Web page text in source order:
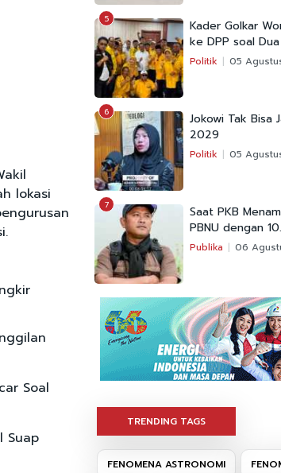
lokasi
Soal
Suap
5
Kader Golkar
ke DPP soal
Politik 05
6
Jokowi Tak Bisa
2029
Politik 05
7
Saat PKB
PBNU dengan
Publika 06
TRENDING TAGS
FENOMENA ASTRONOMI